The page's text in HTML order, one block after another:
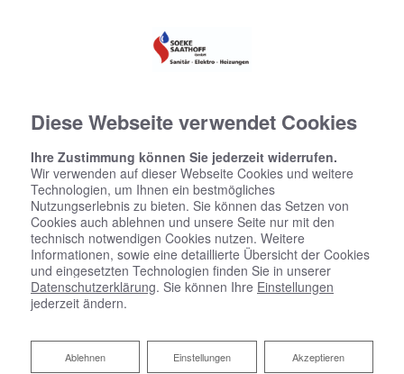
Diese Webseite verwendet Cookies
Ihre Zustimmung können Sie jederzeit widerrufen.
Wir verwenden auf dieser Webseite Cookies und weitere
Technologien, um Ihnen ein bestmögliches
Nutzungserlebnis zu bieten. Sie können das Setzen von
Cookies auch ablehnen und unsere Seite nur mit den
technisch notwendigen Cookies nutzen. Weitere
Informationen, sowie eine detaillierte Übersicht der Cookies
und eingesetzten Technologien finden Sie in unserer
Datenschutzerklärung. Sie können Ihre Einstellungen
jederzeit ändern.
Akzeptieren
Einstellungen
Ablehnen
Ablehnen